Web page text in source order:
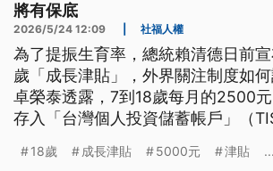
將有保底
2026/5/24 12:09 社福人權
為了提振生育率，總統賴清德日前
歲「成長津貼」，外界關注制度如
卓榮泰透露，7到18歲每月的2500
存入「台灣個人投資儲蓄帳戶」（
看法不一。
18歲 成長津貼 5000元 津貼 ...